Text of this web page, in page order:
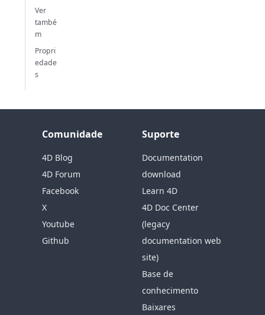
Ver
també
m
Propri
edade
s
Comunidade
4D Blog
4D Forum
Facebook
X
Youtube
Github
Suporte
Documentation
download
Learn 4D
4D Doc Center
(legacy
documentation web
site)
Base de
conhecimento
Baixares